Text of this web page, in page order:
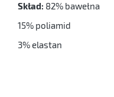
Skład: 82% bawełna
15% poliamid
3% elastan